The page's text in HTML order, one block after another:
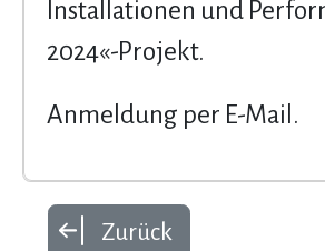
Installationen und
2024«-Projekt.
Anmeldung per E-Mail.